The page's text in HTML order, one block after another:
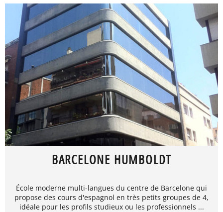
BARCELONE HUMBOLDT
École moderne multi-langues du centre de Barcelone qui
propose des cours d'espagnol en très petits groupes de 4,
idéale pour les profils studieux ou les professionnels ...